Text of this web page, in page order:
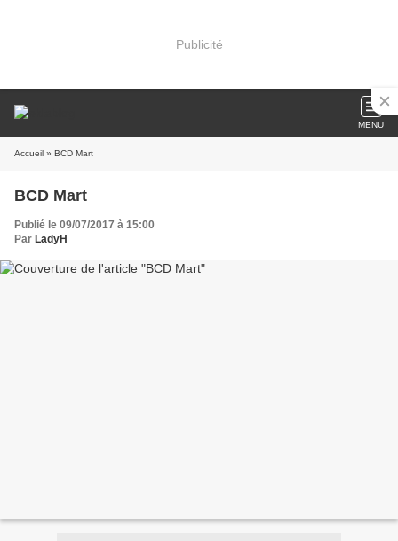
Publicité
MENU
Accueil » BCD Mart
BCD Mart
Publié le 09/07/2017 à 15:00
Par LadyH